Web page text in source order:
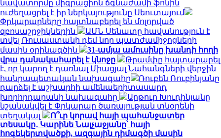
նավատորմը միգրացիոն ճգնաժամի ֆոնին
ուժեղացրել է իր ներկայությունը Սեուտայում
Փրկարարները հայտնաբերել են մոլորված
զբոսաշրջիկներին
ԱՄՆ Սենատը հավանություն է
տվել Ռուսաստանի դեմ նոր պատժամիջոցների
մասին օրինագծին
31-ամյա ամուսինը խանդի հողի
վրա դանակահարել է կնոջը
Թրամփը հայտարարել
է, որ կարող է դառնալ Միացյալ Նահանգների վերջին
հանրապետական ​​նախագահը
Ռուբեն Ռուբինյանը
դարձել է աշխարհի ամենաերիտասարդ
խորհրդարանի նախագահը
Արթուր Խուդինյանը
նշանակվել է Փրկարար ծառայության տնօրենի
տեղակալ
Ո՞ւր կորավ հայի պահանջատեր
տեսակը․ Կարինե Նալչաջյանը՝ հայի
հոգեկերտվածքի, ազգային դիմագծի մասին